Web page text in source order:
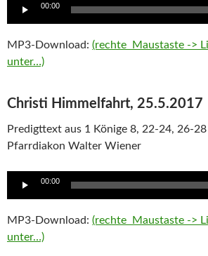
00:00
MP3-Download: (rechte Maustaste ->
unter…)
Christi Himmelfahrt, 25.5.2017
Predigttext aus 1 Könige 8, 22-24, 26-28
Pfarrdiakon Walter Wiener
00:00
MP3-Download: (rechte Maustaste ->
unter…)